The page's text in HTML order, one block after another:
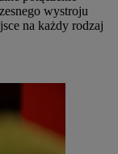
wystroju
na każdy rodzaj